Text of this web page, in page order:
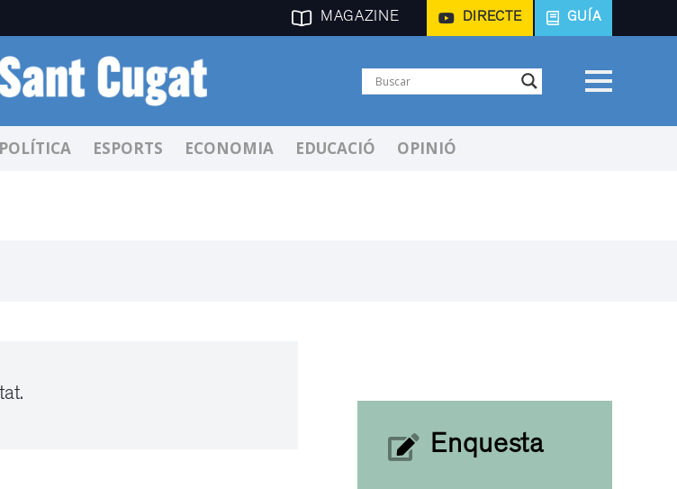
MAGAZINE DIRECTE GUÍA
POLÍTICA ESPORTS ECONOMIA EDUCACIÓ OPINIÓ
Enquesta